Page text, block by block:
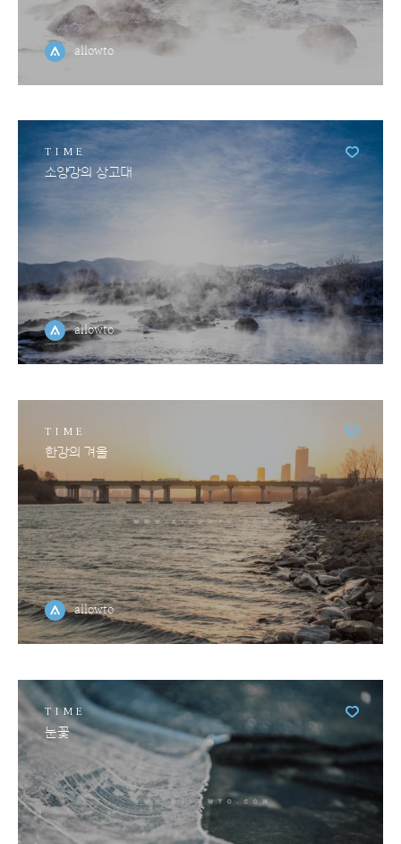
allowto
TIME
소양강의 상고대
allowto
TIME
한강의 겨울
allowto
TIME
눈꽃